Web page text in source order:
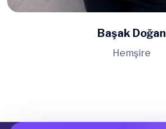
Başak Doğan
Hemşire